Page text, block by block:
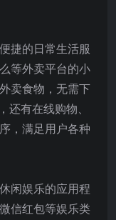
捷的日常生活服
等外卖平台的小
卖食物，无需下
有在线购物、
，满足用户各种
闲娱乐的应用程
信红包等娱乐类